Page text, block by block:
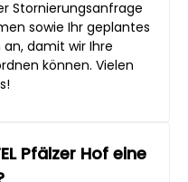
Stornierungsanfrage
sowie Ihr geplantes
damit wir Ihre
können. Vielen
Pfälzer Hof eine